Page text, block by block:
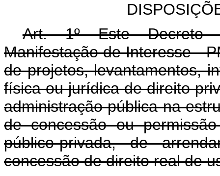
Art. 1º Este Decreto
Manifestação de Interesse -
de projetos, levantamentos,
física ou jurídica de direito
administração pública na
de concessão ou
público-privada, de
concessão de direito real de